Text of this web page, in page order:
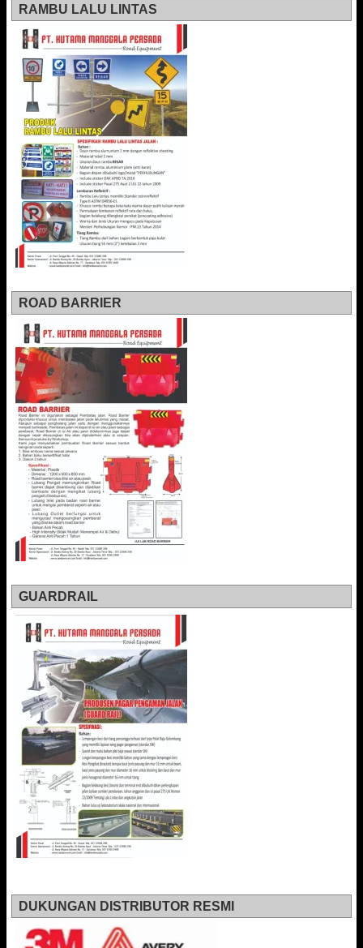
RAMBU LALU LINTAS
ROAD BARRIER
GUARDRAIL
DUKUNGAN DISTRIBUTOR RESMI